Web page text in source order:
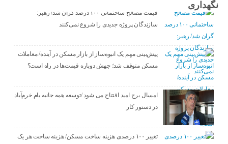
نگهداری
قیمت مصالح ساختمانی ۱۰۰ درصد گران شد/ رهبر:
سازندگان پروژه جدیدی را شروع نمی‌کنند
پیش‌بینی مهم یک انبوه‌ساز از بازار مسکن در آینده/ معاملات
مسکن متوقف شد؛ جهش دوباره قیمت‌ها در راه است؟
امسال برج امید افتتاح می شود /توسعه همه جانبه بام خرم‌آباد
در دستور کار
تغییر ۱۰۰ درصدی هزینه ساخت مسکن/ هزینه ساخت هر یک